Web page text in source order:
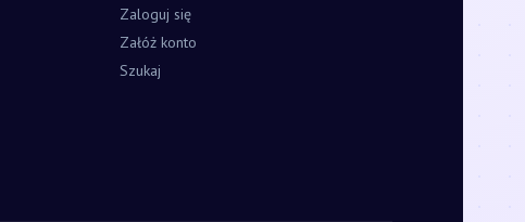
Zaloguj się
Załóż konto
Szukaj